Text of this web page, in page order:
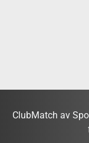
ClubMatch av